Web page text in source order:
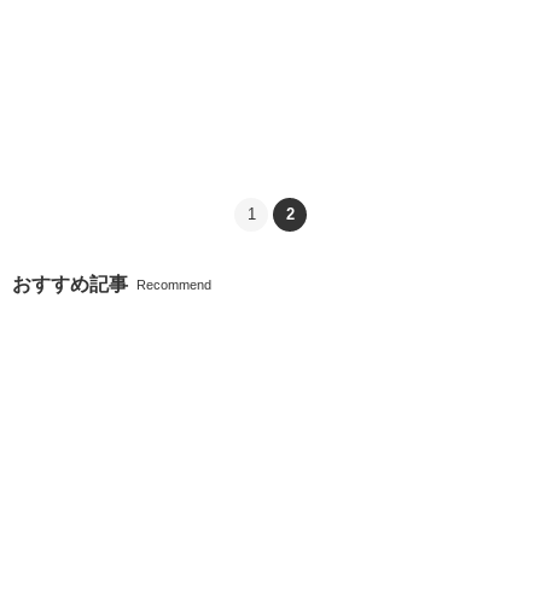
1 2
おすすめ記事 Recommend